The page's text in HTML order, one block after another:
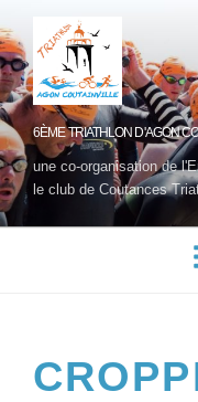
6ÈME TRIATHLON D'AGON
une co-organisation de
le club de Coutances